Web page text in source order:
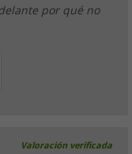
por qué no
Valoración verificada